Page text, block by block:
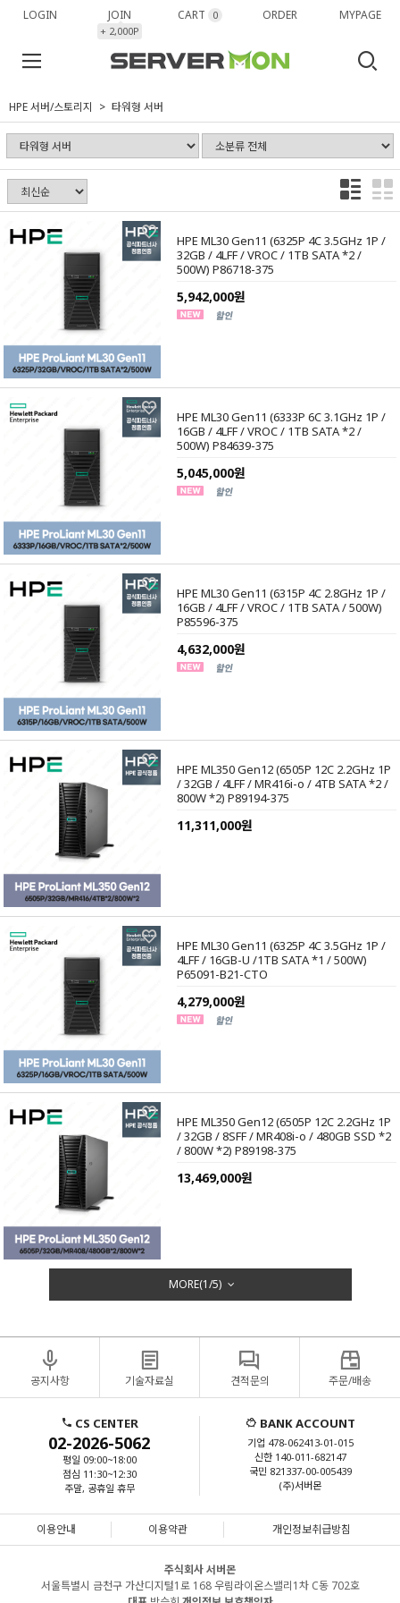
LOGIN JOIN
+ 2,000P
CART 0 ORDER MYPAGE
HPE 서버/스토리지 타워형 서버
HPE ML30 Gen11 (6325P 4C 3.5GHz 1P /
32GB / 4LFF / VROC / 1TB SATA *2 /
500W) P86718-375
5,942,000원
HPE ML30 Gen11 (6333P 6C 3.1GHz 1P /
16GB / 4LFF / VROC / 1TB SATA *2 /
500W) P84639-375
5,045,000원
HPE ML30 Gen11 (6315P 4C 2.8GHz 1P /
16GB / 4LFF / VROC / 1TB SATA / 500W)
P85596-375
4,632,000원
HPE ML350 Gen12 (6505P 12C 2.2GHz 1P
/ 32GB / 4LFF / MR416i-o / 4TB SATA *2 /
800W *2) P89194-375
11,311,000원
HPE ML30 Gen11 (6325P 4C 3.5GHz 1P /
4LFF / 16GB-U /1TB SATA *1 / 500W)
P65091-B21-CTO
4,279,000원
HPE ML350 Gen12 (6505P 12C 2.2GHz 1P
/ 32GB / 8SFF / MR408i-o / 480GB SSD *2
/ 800W *2) P89198-375
13,469,000원
MORE(1/5)
공지사항 기술자료실 견적문의 주문/배송
CS CENTER
02-2026-5062
평일 09:00~18:00
점심 11:30~12:30
주말, 공휴일 휴무
BANK ACCOUNT
기업 478-062413-01-015
신한 140-011-682147
국민 821337-00-005439
(주)서버몬
이용안내 이용약관 개인정보취급방침
주식회사 서버몬
서울특별시 금천구 가산디지털1로 168 우림라이온스밸리1차 C동 702호